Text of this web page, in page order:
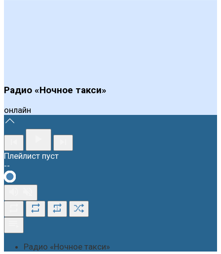
Радио «Ночное такси»
онлайн
Плейлист пуст
--
1
Радио «Ночное такси»